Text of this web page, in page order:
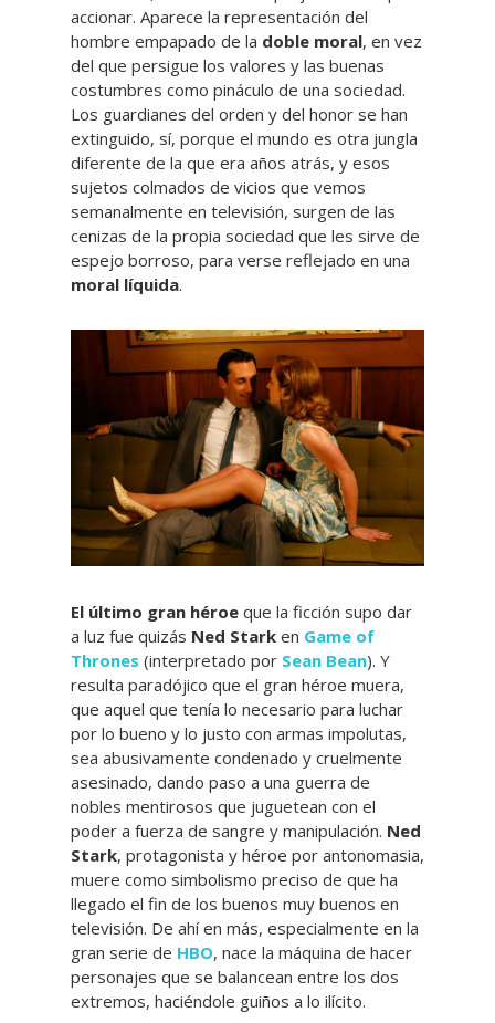
accionar. Aparece la representación del
hombre empapado de la doble moral, en vez
del que persigue los valores y las buenas
costumbres como pináculo de una sociedad.
Los guardianes del orden y del honor se han
extinguido, sí, porque el mundo es otra jungla
diferente de la que era años atrás, y esos
sujetos colmados de vicios que vemos
semanalmente en televisión, surgen de las
cenizas de la propia sociedad que les sirve de
espejo borroso, para verse reflejado en una
moral líquida.
El último gran héroe que la ficción supo dar
a luz fue quizás Ned Stark en Game of
Thrones (interpretado por Sean Bean). Y
resulta paradójico que el gran héroe muera,
que aquel que tenía lo necesario para luchar
por lo bueno y lo justo con armas impolutas,
sea abusivamente condenado y cruelmente
asesinado, dando paso a una guerra de
nobles mentirosos que juguetean con el
poder a fuerza de sangre y manipulación. Ned
Stark, protagonista y héroe por antonomasia,
muere como simbolismo preciso de que ha
llegado el fin de los buenos muy buenos en
televisión. De ahí en más, especialmente en la
gran serie de HBO, nace la máquina de hacer
personajes que se balancean entre los dos
extremos, haciéndole guiños a lo ilícito.